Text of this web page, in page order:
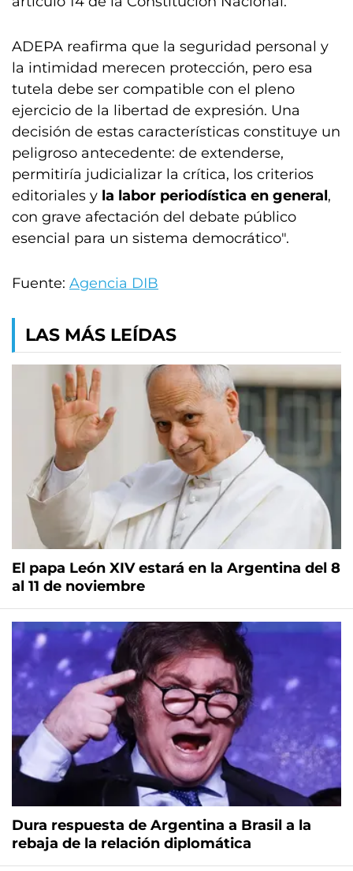
ADEPA reafirma que la seguridad personal y
la intimidad merecen protección, pero esa
tutela debe ser compatible con el pleno
ejercicio de la libertad de expresión. Una
decisión de estas características constituye un
peligroso antecedente: de extenderse,
permitiría judicializar la crítica, los criterios
editoriales y la labor periodística en general,
con grave afectación del debate público
esencial para un sistema democrático".
Fuente: Agencia DIB
LAS MÁS LEÍDAS
El papa León XIV estará en la Argentina del 8
al 11 de noviembre
Dura respuesta de Argentina a Brasil a la
rebaja de la relación diplomática